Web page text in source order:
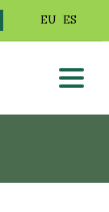
EU ES